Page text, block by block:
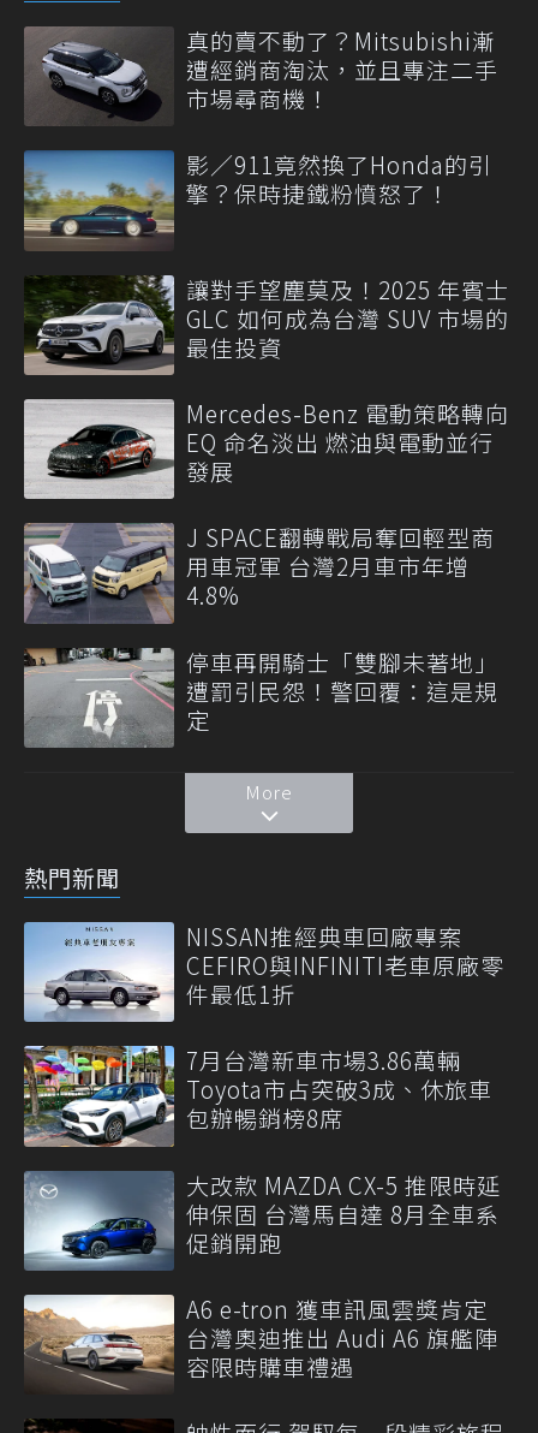
真的賣不動了？Mitsubishi漸
遭經銷商淘汰，並且專注二手
市場尋商機！
影／911竟然換了Honda的引
擎？保時捷鐵粉憤怒了！
讓對手望塵莫及！2025 年賓士
GLC 如何成為台灣 SUV 市場的
最佳投資
Mercedes-Benz 電動策略轉向
EQ 命名淡出 燃油與電動並行
發展
J SPACE翻轉戰局奪回輕型商
用車冠軍 台灣2月車市年增
4.8%
停車再開騎士「雙腳未著地」
遭罰引民怨！警回覆：這是規
定
More
熱門新聞
NISSAN推經典車回廠專案
CEFIRO與INFINITI老車原廠零
件最低1折
7月台灣新車市場3.86萬輛
Toyota市占突破3成、休旅車
包辦暢銷榜8席
大改款 MAZDA CX-5 推限時延
伸保固 台灣馬自達 8月全車系
促銷開跑
A6 e-tron 獲車訊風雲獎肯定
台灣奧迪推出 Audi A6 旗艦陣
容限時購車禮遇